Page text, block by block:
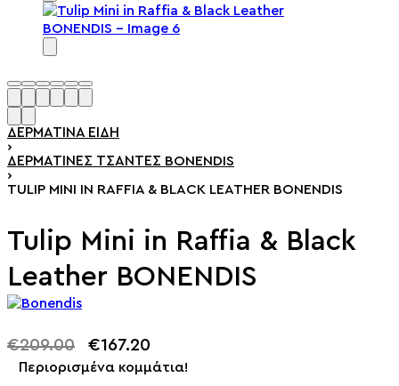
ΔΕΡΜΆΤΙΝΑ ΕΊΔΗ
›
ΔΕΡΜΆΤΙΝΕΣ ΤΣΆΝΤΕΣ BONENDIS
›
TULIP MINI IN RAFFIA & BLACK LEATHER BONENDIS
Tulip Mini in Raffia & Black
Leather BONENDIS
€209.00 €167.20
Περιορισμένα κομμάτια!